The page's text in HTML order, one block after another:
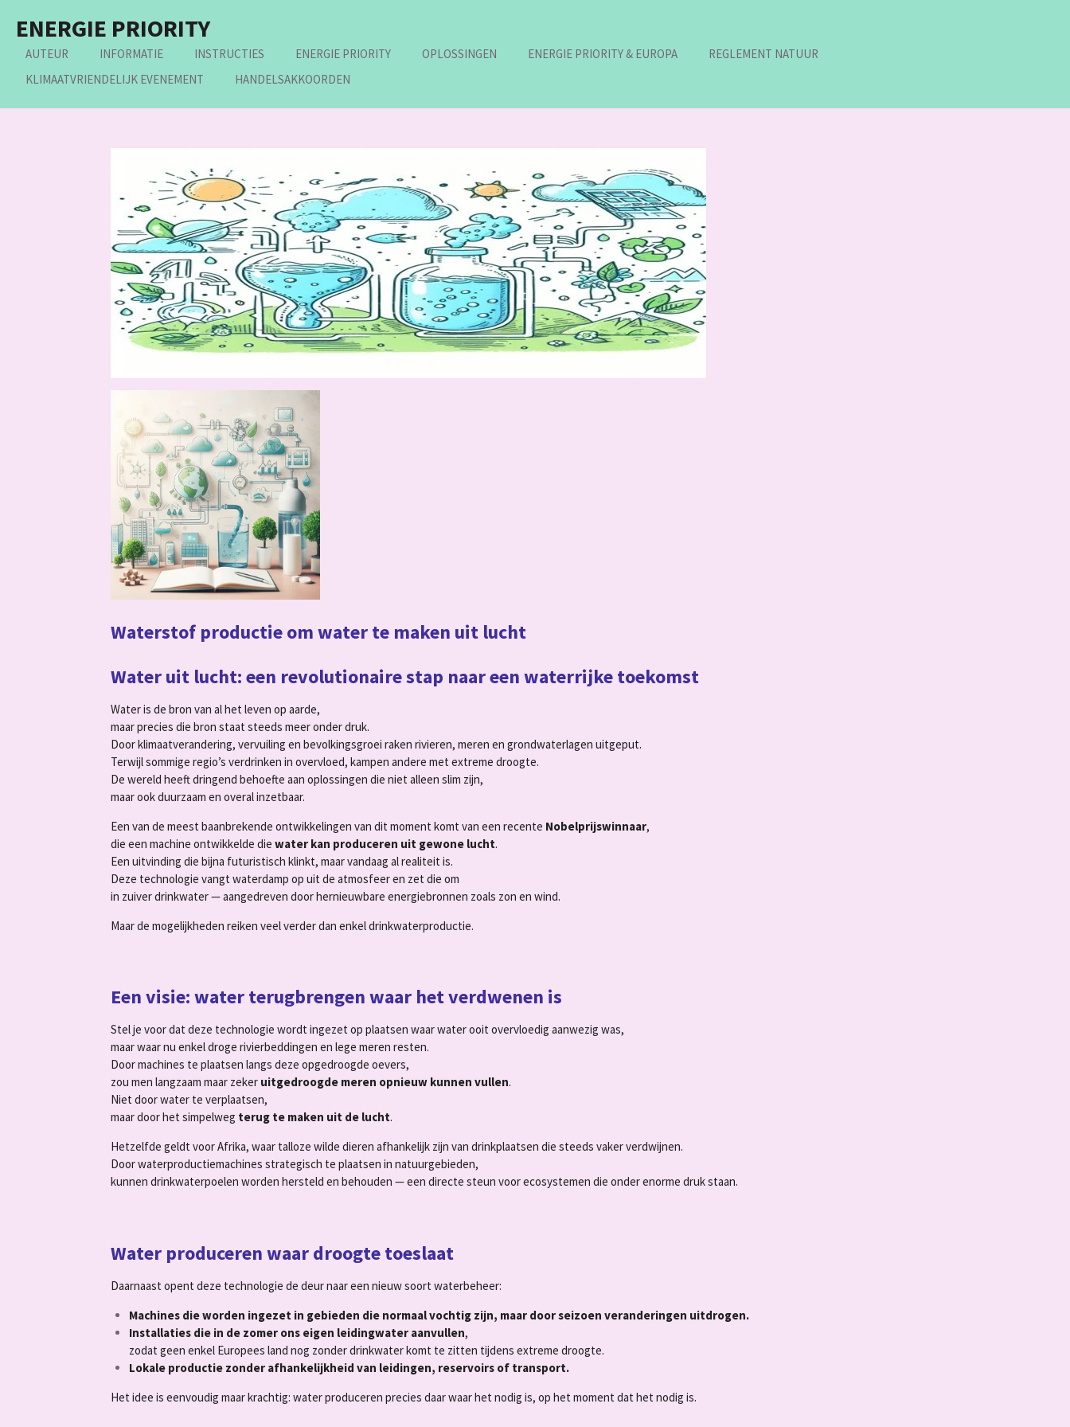
direct
naar
hoofdinhoud
ENERGIE PRIORITY
AUTEUR INFORMATIE INSTRUCTIES ENERGIE PRIORITY OPLOSSINGEN ENERGIE PRIORITY & EUROPA
REGLEMENT NATUUR
KLIMAATVRIENDELIJK EVENEMENT
HANDELSAKKOORDEN
Waterstof productie om water te maken uit lucht
Water uit lucht: een revolutionaire stap naar een waterrijke toekomst
Water is de bron van al het leven op aarde,
maar precies die bron staat steeds meer onder druk.
Door klimaatverandering, vervuiling en bevolkingsgroei raken rivieren, meren en grondwaterlagen uitgeput.
Terwijl sommige regio’s verdrinken in overvloed, kampen andere met extreme droogte.
De wereld heeft dringend behoefte aan oplossingen die niet alleen slim zijn,
maar ook duurzaam en overal inzetbaar.
Een van de meest baanbrekende ontwikkelingen van dit moment komt van een recente Nobelprijswinnaar,
die een machine ontwikkelde die water kan produceren uit gewone lucht.
Een uitvinding die bijna futuristisch klinkt, maar vandaag al realiteit is.
Deze technologie vangt waterdamp op uit de atmosfeer en zet die om
in zuiver drinkwater — aangedreven door hernieuwbare energiebronnen zoals zon en wind.
Maar de mogelijkheden reiken veel verder dan enkel drinkwaterproductie.
Een visie: water terugbrengen waar het verdwenen is
Stel je voor dat deze technologie wordt ingezet op plaatsen waar water ooit overvloedig aanwezig was,
maar waar nu enkel droge rivierbeddingen en lege meren resten.
Door machines te plaatsen langs deze opgedroogde oevers,
zou men langzaam maar zeker uitgedroogde meren opnieuw kunnen vullen.
Niet door water te verplaatsen,
maar door het simpelweg terug te maken uit de lucht.
Hetzelfde geldt voor Afrika, waar talloze wilde dieren afhankelijk zijn van drinkplaatsen die steeds vaker verdwijnen.
Door waterproductiemachines strategisch te plaatsen in natuurgebieden,
kunnen drinkwaterpoelen worden hersteld en behouden — een directe steun voor ecosystemen die onder enorme druk staan.
Water produceren waar droogte toeslaat
Daarnaast opent deze technologie de deur naar een nieuw soort waterbeheer:
Machines die worden ingezet in gebieden die normaal vochtig zijn, maar door seizoen veranderingen uitdrogen.
Installaties die in de zomer ons eigen leidingwater aanvullen,
zodat geen enkel Europees land nog zonder drinkwater komt te zitten tijdens extreme droogte.
Lokale productie zonder afhankelijkheid van leidingen, reservoirs of transport.
Het idee is eenvoudig maar krachtig: water produceren precies daar waar het nodig is, op het moment dat het nodig is.